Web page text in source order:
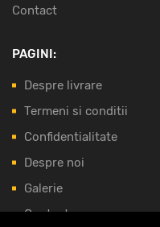
Contact
PAGINI:
Despre livrare
Termeni si conditii
Confidentialitate
Despre noi
Galerie
Contact